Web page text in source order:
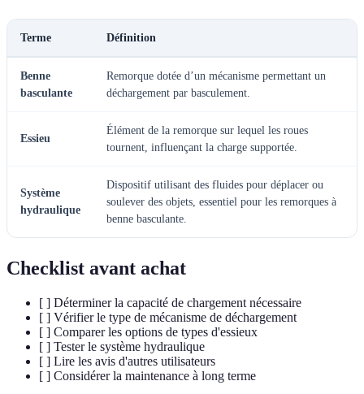
Terme Définition
Benne
basculante
Remorque dotée d’un mécanisme permettant un
déchargement par basculement.
Essieu
Élément de la remorque sur lequel les roues
tournent, influençant la charge supportée.
Système
hydraulique
Dispositif utilisant des fluides pour déplacer ou
soulever des objets, essentiel pour les remorques à
benne basculante.
Checklist avant achat
[ ] Déterminer la capacité de chargement nécessaire
[ ] Vérifier le type de mécanisme de déchargement
[ ] Comparer les options de types d'essieux
[ ] Tester le système hydraulique
[ ] Lire les avis d'autres utilisateurs
[ ] Considérer la maintenance à long terme